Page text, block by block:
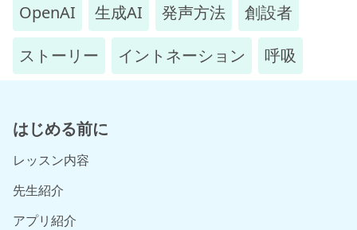
OpenAI
生成AI 発声方法
創設者
ストーリー
イントネーション 呼吸
はじめる前に
レッスン内容
先生紹介
アプリ紹介